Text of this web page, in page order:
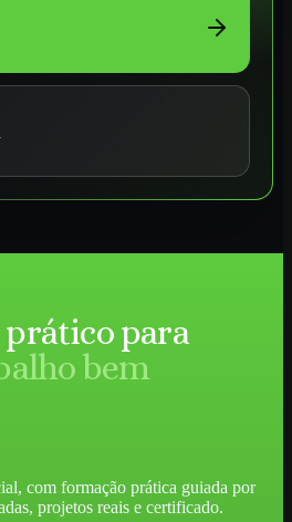
para
bem
com formação prática guiada por
projetos reais e certificado.